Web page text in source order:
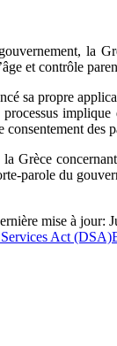
la
et contrôle
sa propre
implique
des
Grèce
parole du
mise à jour:
Act (DSA)